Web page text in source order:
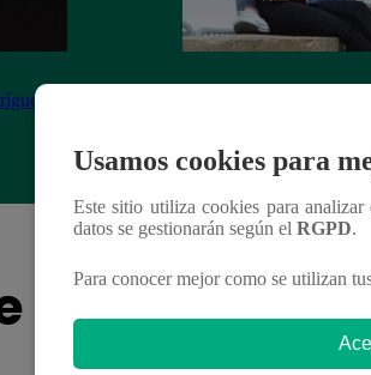
contundente mensaje
puede
Usamos cookies para
Este sitio utiliza cookies para
datos se gestionarán según el RGPD.
Para conocer mejor como se utilizan